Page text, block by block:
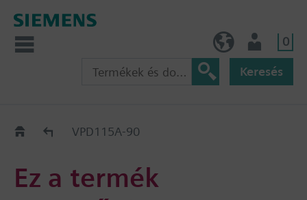
0
Keresés
Régi-Új Kiváltási segédlet
VPD115A-90
Ez a termék